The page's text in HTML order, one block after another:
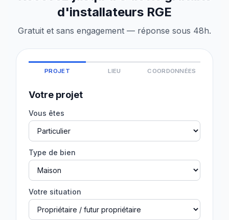
d'installateurs RGE
Gratuit et sans engagement — réponse sous 48h.
PROJET LIEU COORDONNÉES
Votre projet
Vous êtes
Type de bien
Votre situation